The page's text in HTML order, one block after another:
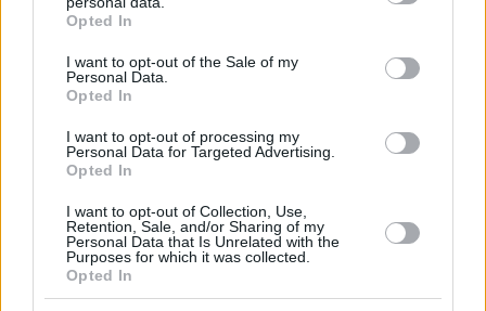
grant or deny consent to Google and its third-party tags to
use your data for below specified purposes in below Google
consent section.
Opted In
I want to opt-out of the Sale of my
Personal Data.
Opted In
I want to opt-out of processing my
Personal Data for Targeted Advertising.
Opted In
I want to opt-out of Collection, Use,
Retention, Sale, and/or Sharing of my
Personal Data that Is Unrelated with the
Purposes for which it was collected.
Opted In